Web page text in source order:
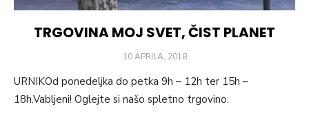
TRGOVINA MOJ SVET, ČIST PLANET
POSTED
10 APRILA, 2018
URNIKOd ponedeljka do petka 9h – 12h ter 15h –
18h.Vabljeni! Oglejte si našo spletno trgovino.